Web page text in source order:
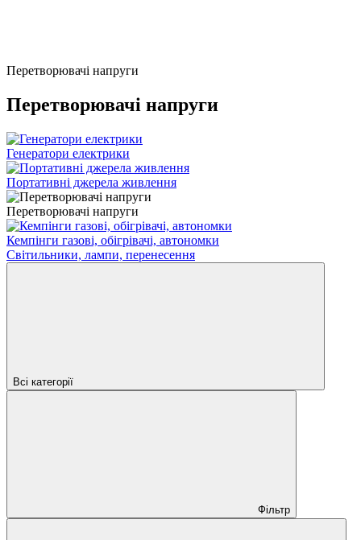
Перетворювачі напруги
Перетворювачі напруги
Генератори електрики
Портативні джерела живлення
Перетворювачі напруги
Кемпінги газові, обігрівачі, автономки
Світильники, лампи, перенесення
Всі категорії
Фільтр